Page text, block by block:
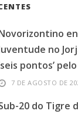
no
pontos’
7 DE AGOSTO DE
20 do Tigre